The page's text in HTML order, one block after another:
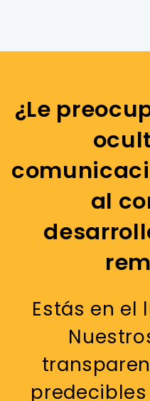
¿Le
al
Estás en el